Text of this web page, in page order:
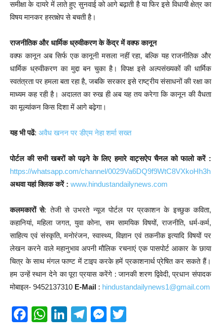
समीक्षा के दायरे में लाते हुए सुनवाई को आगे बढ़ाती है या फिर इसे विधायी क्षेत्र का
विषय मानकर हस्तक्षेप से बचती है।
राजनीतिक और धार्मिक ध्रुवीकरण के केंद्र में वक्फ कानून
वक्फ कानून अब सिर्फ एक कानूनी मसला नहीं रहा, बल्कि यह राजनीतिक और
धार्मिक ध्रुवीकरण का मुद्दा बन चुका है। विपक्ष इसे अल्पसंख्यकों की धार्मिक
स्वतंत्रता पर हमला बता रहा है, जबकि सरकार इसे राष्ट्रीय संसाधनों की रक्षा का
माध्यम कह रही है। अदालत का रुख ही अब यह तय करेगा कि कानून की वैधता
का मूल्यांकन किस दिशा में आगे बढ़ेगा।
यह भी पढें: अवैध खनन पर डीएम नेहा शर्मा सख्त
पोर्टल की सभी खबरों को पढ़ने के लिए हमारे वाट्सऐप चैनल को फालो करें :
https://whatsapp.com/channel/0029Va6DQ9f9WtC8VXkoHh3h
अथवा यहां क्लिक करें : www.hindustandailynews.com
कलमकारों से: तेजी से उभरते न्यूज पोर्टल पर प्रकाशन के इच्छुक कविता,
कहानियां, महिला जगत, युवा कोना, सम सामयिक विषयों, राजनीति, धर्म-कर्म,
साहित्य एवं संस्कृति, मनोरंजन, स्वास्थ्य, विज्ञान एवं तकनीक इत्यादि विषयों पर
लेखन करने वाले महानुभाव अपनी मौलिक रचनाएं एक पासपोर्ट आकार के छाया
चित्र के साथ मंगल फाण्ट में टाइप करके हमें प्रकाशनार्थ प्रेषित कर सकते हैं।
हम उन्हें स्थान देने का पूरा प्रयास करेंगे : जानकी शरण द्विवेदी, प्रधान संपादक
मोबाइल- 9452137310 E-Mail : hindustandailynews1@gmail.com
F
W
Li
T
M